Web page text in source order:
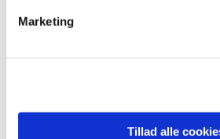
Marketing
Tillad alle
METALSKROT